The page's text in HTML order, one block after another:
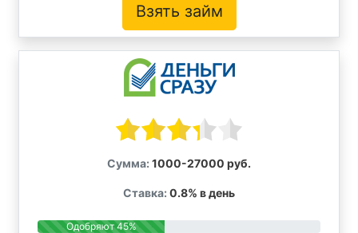
Взять займ
Сумма: 1000-27000 руб.
Ставка: 0.8% в день
Одобряют 45%